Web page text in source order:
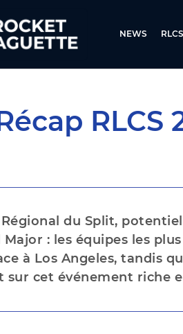
NEWS RLCS
RLCS
Régional du Split,
Major : les équipes les
à Los Angeles, tandis
sur cet événement riche